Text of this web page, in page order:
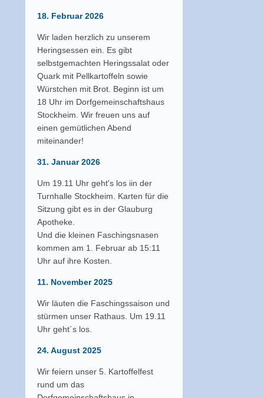
18. Februar 2026
Wir laden herzlich zu unserem
Heringsessen ein. Es gibt
selbstgemachten Heringssalat oder
Quark mit Pellkartoffeln sowie
Würstchen mit Brot. Beginn ist um
18 Uhr im Dorfgemeinschaftshaus
Stockheim. Wir freuen uns auf
einen gemütlichen Abend
miteinander!
31. Januar 2026
Um 19.11 Uhr geht's los iin der
Turnhalle Stockheim. Karten für die
Sitzung gibt es in der Glauburg
Apotheke.
Und die kleinen Faschingsnasen
kommen am 1. Februar ab 15:11
Uhr auf ihre Kosten.
11. November 2025
Wir läuten die Faschingssaison und
stürmen unser Rathaus. Um 19.11
Uhr geht´s los.
24. August 2025
Wir feiern unser 5. Kartoffelfest
rund um das